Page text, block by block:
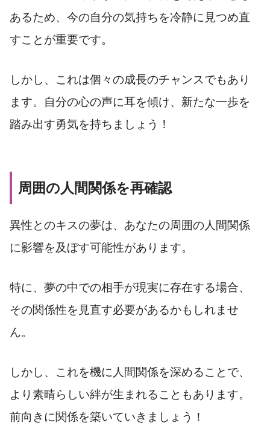
あるため、今の自分の気持ちを冷静に見つめ直
すことが重要です。
しかし、これは個々の成長のチャンスでもあり
ます。自分の心の声に耳を傾け、新たな一歩を
踏み出す勇気を持ちましょう！
周囲の人間関係を再確認
異性とのキスの夢は、あなたの周囲の人間関係
に影響を及ぼす可能性があります。
特に、夢の中での相手が現実に存在する場合、
その関係性を見直す必要があるかもしれませ
ん。
しかし、これを機に人間関係を深めることで、
より素晴らしい絆が生まれることもあります。
前向きに関係を築いていきましょう！